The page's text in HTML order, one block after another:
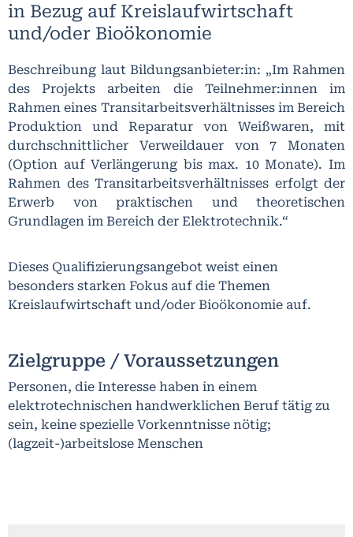
in Bezug auf Kreislaufwirtschaft
und/oder Bioökonomie
Beschreibung laut Bildungsanbieter:in: „Im Rahmen
des Projekts arbeiten die Teilnehmer:innen im
Rahmen eines Transitarbeitsverhältnisses im Bereich
Produktion und Reparatur von Weißwaren, mit
durchschnittlicher Verweildauer von 7 Monaten
(Option auf Verlängerung bis max. 10 Monate). Im
Rahmen des Transitarbeitsverhältnisses erfolgt der
Erwerb von praktischen und theoretischen
Grundlagen im Bereich der Elektrotechnik.“
Dieses Qualifizierungsangebot weist einen
besonders starken Fokus auf die Themen
Kreislaufwirtschaft und/oder Bioökonomie auf.
Zielgruppe / Voraussetzungen
Personen, die Interesse haben in einem
elektrotechnischen handwerklichen Beruf tätig zu
sein, keine spezielle Vorkenntnisse nötig;
(lagzeit-)arbeitslose Menschen